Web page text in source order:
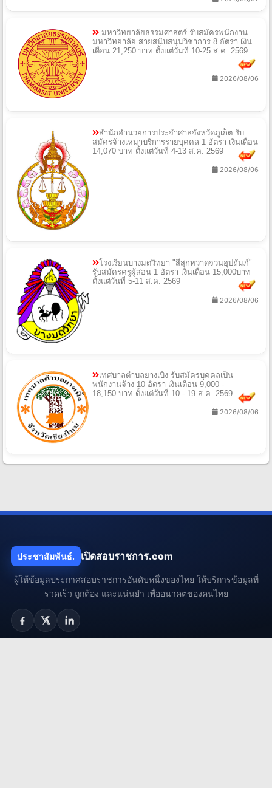
2026/08/07
มหาวิทยาลัยธรรมศาสตร์ รับสมัครพนักงาน
มหาวิทยาลัย สายสนับสนุนวิชาการ 8 อัตรา เงิน
เดือน 21,250 บาท ตั้งแต่วันที่ 10-25 ส.ค. 2569
สำนักอำนวยการประจำศาลจังหวัดภูเก็ต รับ
สมัครจ้างเหมาบริการรายบุคคล 1 อัตรา เงินเดือน
14,070 บาท ตั้งแต่วันที่ 4-13 ส.ค. 2569
โรงเรียนบางมดวิทยา "สีสุกหวาดจวนอุปถัมภ์"
รับสมัครครูผู้สอน 1 อัตรา เงินเดือน 15,000บาท
เทศบาลตำบลยางเบิ้ง รับสมัครบุคคลเป็น
พนักงานจ้าง 10 อัตรา เงินเดือน 9,000 -
18,150 บาท ตั้งแต่วันที่ 10 - 19 ส.ค. 2569
ผู้ให้ข้อมูลประกาศสอบราชการอันดับหนึ่งของไทย ให้บริการข้อมูลที่
รวดเร็ว ถูกต้อง และแน่นยำ เพื่ออนาคตของคนไทย